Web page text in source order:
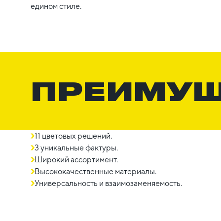
едином стиле.
11 цветовых решений.
3 уникальные фактуры.
Широкий ассортимент.
Высококачественные материалы.
Универсальность и взаимозаменяемость.